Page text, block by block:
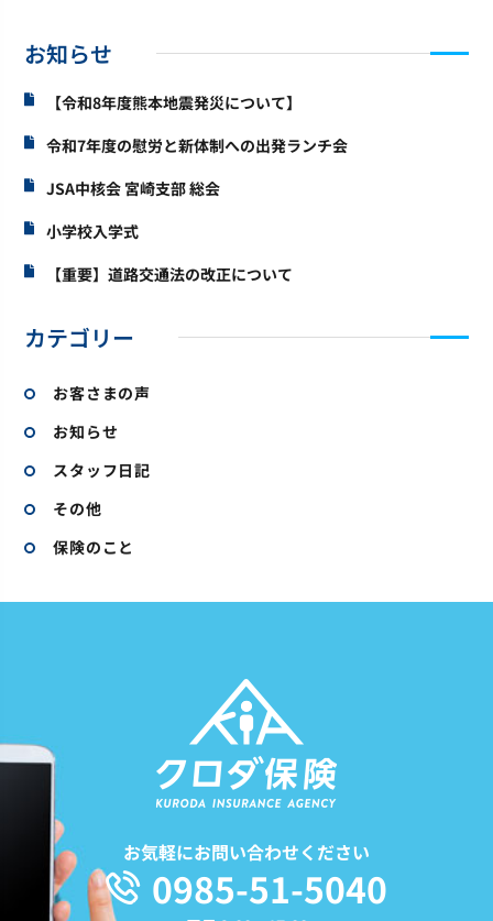
お知らせ
【令和8年度熊本地震発災について】
令和7年度の慰労と新体制への出発ランチ会
JSA中核会 宮崎支部 総会
小学校入学式
【重要】道路交通法の改正について
カテゴリー
お客さまの声
お知らせ
スタッフ日記
その他
保険のこと
お気軽にお問い合わせください
0985-51-5040